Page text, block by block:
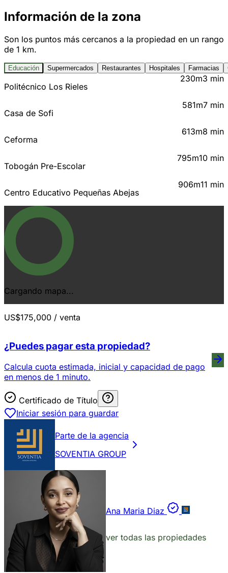
Información de la zona
Son los puntos más cercanos a la propiedad en un rango
de 1 km.
Educación Supermercados Restaurantes Hospitales Farmacias
Politécnico Los Rieles
230m3 min
Casa de Sofi
581m7 min
Ceforma
613m8 min
Tobogán Pre-Escolar
795m10 min
Centro Educativo Pequeñas Abejas
906m11 min
Cargando mapa...
US$175,000 / venta
¿Puedes pagar esta propiedad?
Calcula cuota estimada, inicial y capacidad de pago
en menos de 1 minuto.
Certificado de Título
Iniciar sesión para guardar
Parte de la agencia
SOVENTIA GROUP
Ana Maria Diaz
ver todas las propiedades